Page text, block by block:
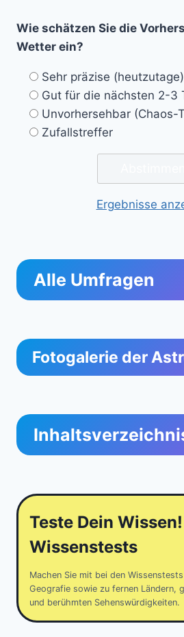
Wie schätzen Sie die
Wetter ein?
Sehr präzise (heutzutage)
Gut für die nächsten 2-3
Unvorhersehbar (Chaos-
Zufallstreffer
Ergebnisse
Alle Umfragen
Fotogalerie der
Teste Dein Wissen!
Wissenstests
Machen Sie mit bei den
Geografie sowie zu fernen Ländern,
und berühmten Sehenswürdigkeiten.